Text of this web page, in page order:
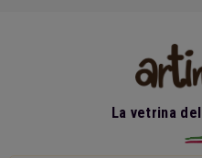
La vetrina